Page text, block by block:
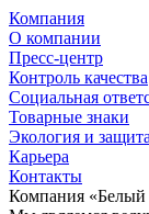
Компания
О компании
Пресс-центр
Контроль качества
Социальная
Товарные знаки
Экология и
Карьера
Контакты
Компания «Белый